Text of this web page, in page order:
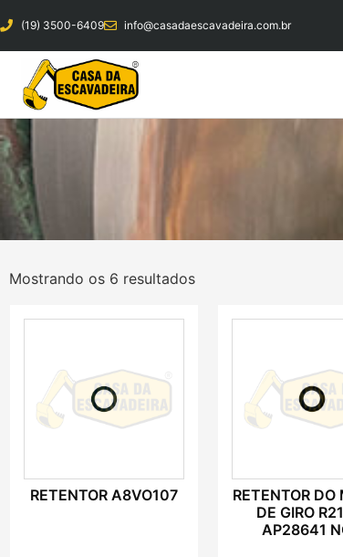
(19) 3500-6409 info@casadaescavadeira.com.br
Mostrando os 6 resultados
RETENTOR A8VO107
RETENTOR DO
DE GIRO
AP28641